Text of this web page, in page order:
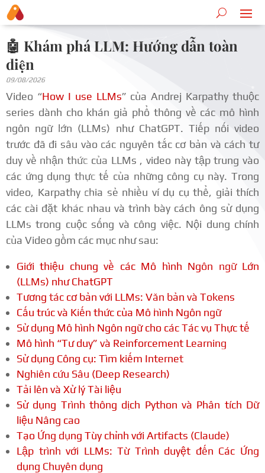
🤖 Khám phá LLM: Hướng dẫn toàn
diện
09/08/2026
Video “How I use LLMs” của Andrej Karpathy thuộc
series dành cho khán giả phổ thông về các mô hình
ngôn ngữ lớn (LLMs) như ChatGPT. Tiếp nối video
trước đã đi sâu vào các nguyên tắc cơ bản và cách tư
duy về nhận thức của LLMs , video này tập trung vào
các ứng dụng thực tế của những công cụ này. Trong
video, Karpathy chia sẻ nhiều ví dụ cụ thể, giải thích
các cài đặt khác nhau và trình bày cách ông sử dụng
LLMs trong cuộc sống và công việc. Nội dung chính
của Video gồm các mục như sau:
Giới thiệu chung về các Mô hình Ngôn ngữ Lớn
(LLMs) như ChatGPT
Tương tác cơ bản với LLMs: Văn bản và Tokens
Cấu trúc và Kiến thức của Mô hình Ngôn ngữ
Sử dụng Mô hình Ngôn ngữ cho các Tác vụ Thực tế
Mô hình “Tư duy” và Reinforcement Learning
Sử dụng Công cụ: Tìm kiếm Internet
Nghiên cứu Sâu (Deep Research)
Tải lên và Xử lý Tài liệu
Sử dụng Trình thông dịch Python và Phân tích Dữ
liệu Nâng cao
Tạo Ứng dụng Tùy chỉnh với Artifacts (Claude)
Lập trình với LLMs: Từ Trình duyệt đến Các Ứng
dụng Chuyên dụng